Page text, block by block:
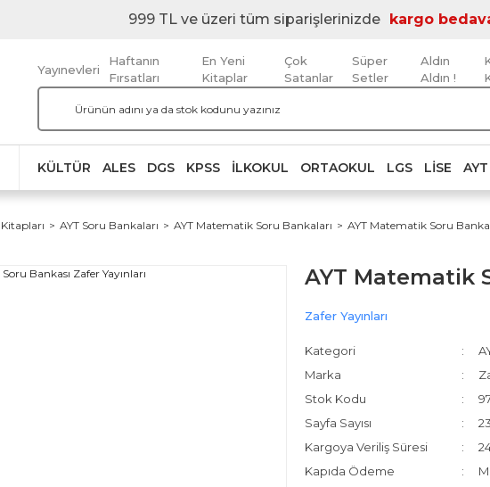
999 TL ve üzeri tüm siparişlerinizde kargo
Yayınevleri
Haftanın
Fırsatları
En Yeni
Kitaplar
Çok
Satanlar
Süper
Setler
Aldın
Aldın !
KÜLTÜR ALES DGS KPSS İLKOKUL ORTAOKUL LGS LISE AYT
AYT Soru Bankaları AYT Matematik Soru Bankaları AYT Matematik Soru
AYT Matematik
Zafer Yayınları
Kategori
Marka
Stok Kodu
Sayfa Sayısı
Kargoya Veriliş Süresi
Kapıda Ödeme